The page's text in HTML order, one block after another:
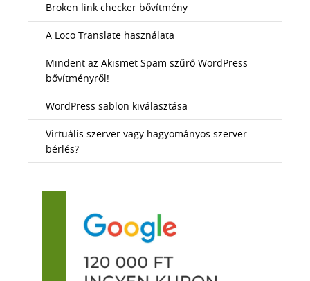
Broken link checker bővítmény
A Loco Translate használata
Mindent az Akismet Spam szűrő WordPress
bővítményről!
WordPress sablon kiválasztása
Virtuális szerver vagy hagyományos szerver
bérlés?